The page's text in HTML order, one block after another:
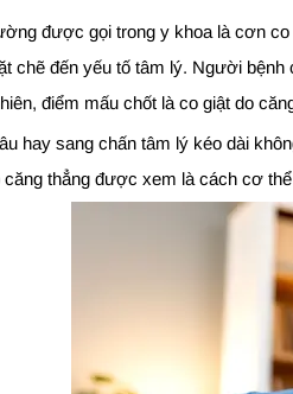
được gọi trong y khoa là cơn
chẽ đến yếu tố tâm lý. Người
điểm mấu chốt là co giật do
hay sang chấn tâm lý kéo dài
thẳng được xem là cách cơ